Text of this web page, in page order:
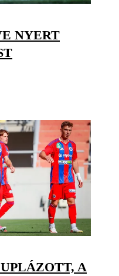
NYERT
A